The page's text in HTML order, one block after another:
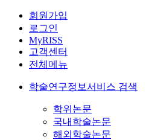
회원가입
로그인
MyRISS
고객센터
전체메뉴
학술연구정보서비스 검색
학위논문
국내학술논문
해외학술논문